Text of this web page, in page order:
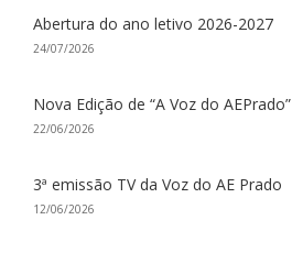
Abertura do ano letivo 2026-2027
24/07/2026
Nova Edição de “A Voz do AEPrado”
22/06/2026
3ª emissão TV da Voz do AE Prado
12/06/2026